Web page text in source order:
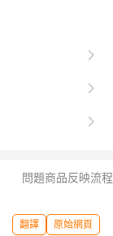
問題商品反映流程
翻譯 原始網頁